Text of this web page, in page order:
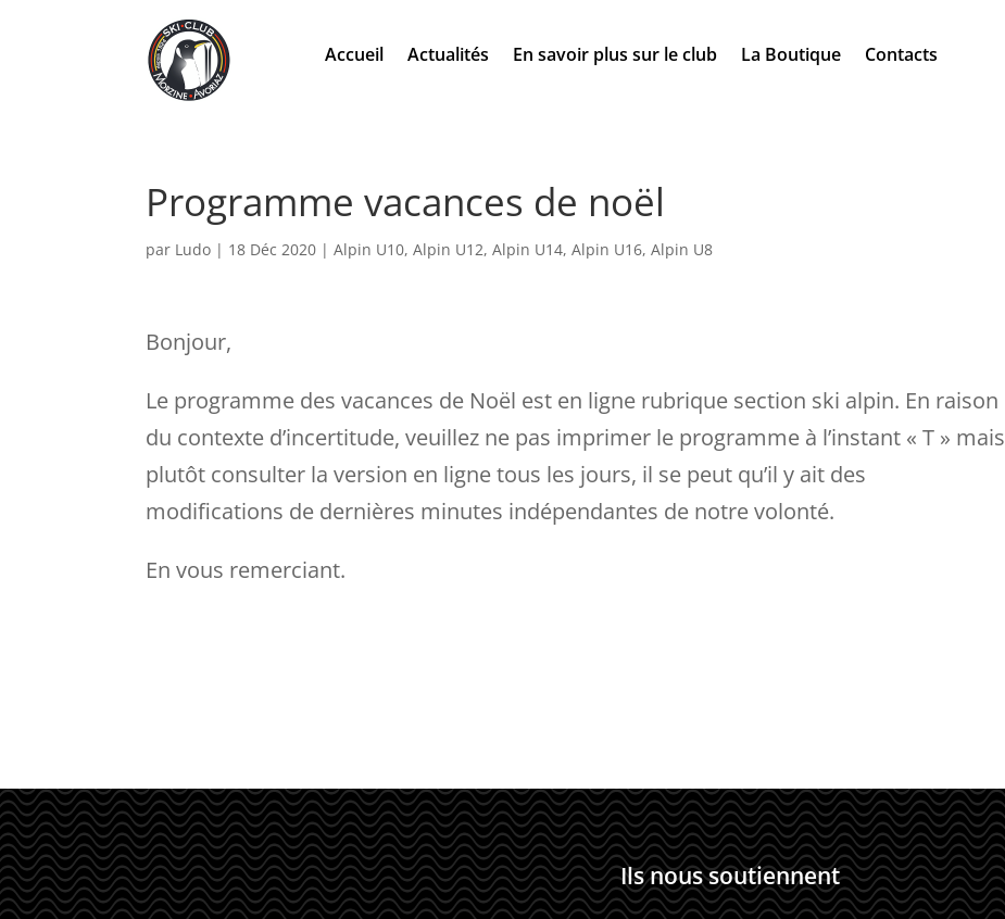
Accueil Actualités En savoir plus sur le club La Boutique Contacts
Programme vacances de noël
par Ludo | 18 Déc 2020 |Alpin U10,Alpin U12,Alpin U14,Alpin U16,Alpin U8
Bonjour,
Le programme des vacances de Noël est en ligne rubrique section ski alpin. En raison
du contexte d’incertitude, veuillez ne pas imprimer le programme à l’instant « T » mais
plutôt consulter la version en ligne tous les jours, il se peut qu’il y ait des
modifications de dernières minutes indépendantes de notre volonté.
En vous remerciant.
Ils nous soutiennent